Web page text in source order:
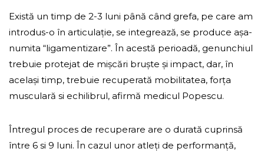
Există un timp de 2-3 luni până când grefa, pe care am
introdus-o în articulație, se integrează, se produce așa-
numita “ligamentizare”. În acestă perioadă, genunchiul
trebuie protejat de mișcări bruște și impact, dar, în
același timp, trebuie recuperată mobilitatea, forța
musculară si echilibrul, afirmă medicul Popescu.
Întregul proces de recuperare are o durată cuprinsă
între 6 si 9 luni. În cazul unor atleți de performanță,